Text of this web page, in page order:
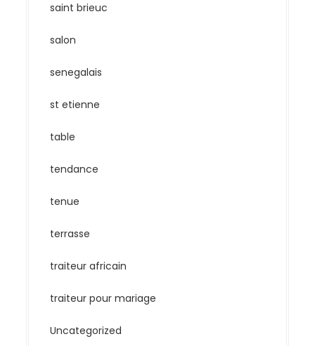
saint brieuc
salon
senegalais
st etienne
table
tendance
tenue
terrasse
traiteur africain
traiteur pour mariage
Uncategorized